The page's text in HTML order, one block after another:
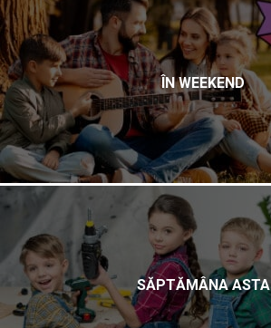
ÎN WEEKEND
SĂPTĂMÂNA ASTA